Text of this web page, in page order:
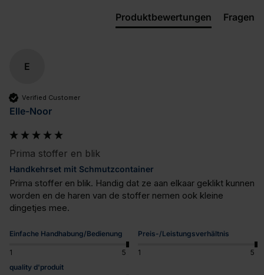
Produktbewertungen Fragen
E
Verified Customer
Elle-Noor
Prima stoffer en blik
Handkehrset mit Schmutzcontainer
Prima stoffer en blik. Handig dat ze aan elkaar geklikt kunnen
worden en de haren van de stoffer nemen ook kleine
dingetjes mee.
Einfache Handhabung/Bedienung
1 5
Preis-/Leistungsverhältnis
1
5
quality d'produit